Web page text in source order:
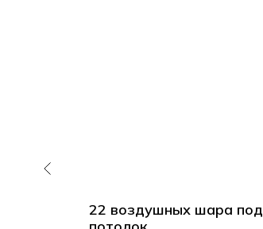
22 воздушных шара под